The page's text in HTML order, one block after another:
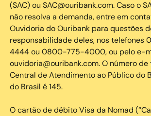
(SAC) ou SAC@ouribank.com. Caso o
não resolva a demanda, entre em
Ouvidoria do Ouribank para questões
responsabilidade deles, nos
4444 ou 0800-775-4000, ou pelo e-
ouvidoria@ouribank.com. O número de
Central de Atendimento ao Público do
do Brasil é 145.
O cartão de débito Visa da Nomad